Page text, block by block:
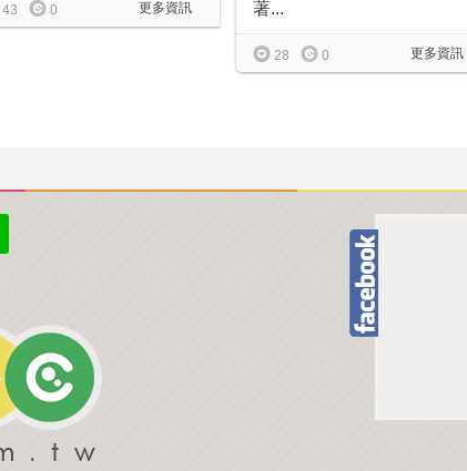
更多資訊
43 0
著...
更多資訊
28 0